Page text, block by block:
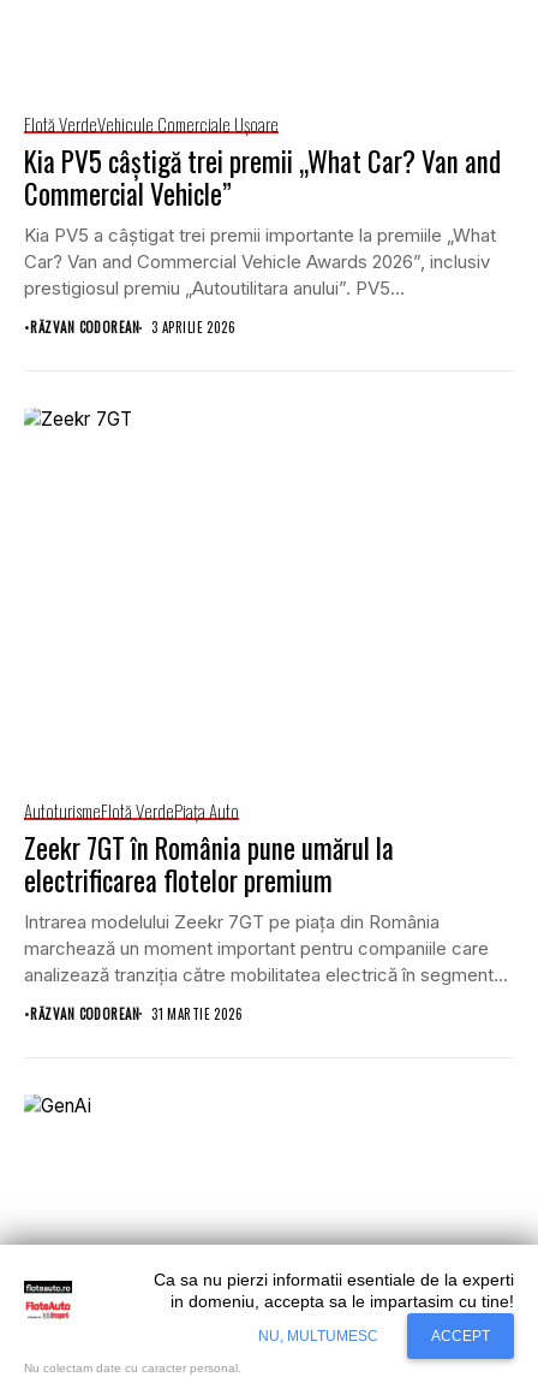
Flotă VerdeVehicule Comerciale Uşoare
Kia PV5 câștigă trei premii „What Car? Van and
Commercial Vehicle”
Kia PV5 a câștigat trei premii importante la premiile „What
Car? Van and Commercial Vehicle Awards 2026”, inclusiv
prestigiosul premiu „Autoutilitara anului”. PV5...
•RĂZVAN CODOREAN 3 APRILIE 2026
AutoturismeFlotă VerdePiaţa Auto
Zeekr 7GT în România pune umărul la
electrificarea flotelor premium
Intrarea modelului Zeekr 7GT pe piața din România
marchează un moment important pentru companiile care
analizează tranziția către mobilitatea electrică în segmentul
premium....
•RĂZVAN CODOREAN 31 MARTIE 2026
Situl nostru utilizeaza cookies. Ce inseamna
Accept
Ca sa nu pierzi informatii esentiale de la experti
in domeniu, accepta sa le impartasim cu tine!
NU, MULTUMESC ACCEPT
Nu colectam date cu caracter personal.